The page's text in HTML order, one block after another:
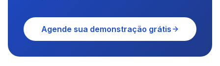
Agende sua demonstração grátis